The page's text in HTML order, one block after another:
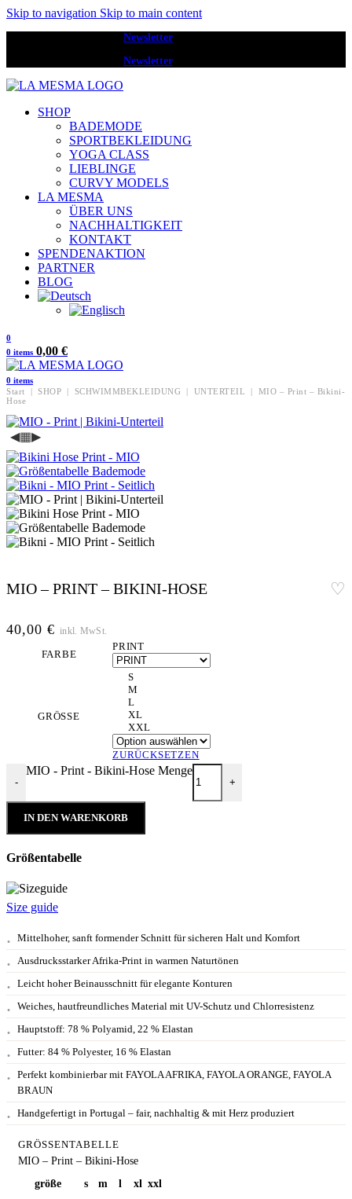
Skip to navigation Skip to main content
Newsletter
Newsletter
SHOP
BADEMODE
SPORTBEKLEIDUNG
YOGA CLASS
LIEBLINGE
CURVY MODELS
LA MESMA
ÜBER UNS
NACHHALTIGKEIT
KONTAKT
SPENDENAKTION
PARTNER
BLOG
0
0 items 0,00 €
0 items
Start
| SHOP | SCHWIMMBEKLEIDUNG | UNTERTEIL | MIO – Print – Bikini-
Hose
◀▦▶
MIO – PRINT – BIKINI-HOSE
40,00 € inkl. MwSt.
FARBE
PRINT
GRÖSSE
S
M
L
XL
XXL
ZURÜCKSETZEN
-
MIO - Print - Bikini-Hose Menge
+
IN DEN WARENKORB
Mittelhoher, sanft formender Schnitt für sicheren Halt und Komfort
Ausdrucksstarker Afrika-Print in warmen Naturtönen
Leicht hoher Beinausschnitt für elegante Konturen
Weiches, hautfreundliches Material mit UV-Schutz und Chlorresistenz
Hauptstoff: 78 % Polyamid, 22 % Elastan
Futter: 84 % Polyester, 16 % Elastan
Perfekt kombinierbar mit FAYOLA AFRIKA, FAYOLA ORANGE, FAYOLA
BRAUN
Handgefertigt in Portugal – fair, nachhaltig & mit Herz produziert
Größentabelle
Size guide
GRÖSSENTABELLE
MIO – Print – Bikini-Hose
größe
s m l xl xxl